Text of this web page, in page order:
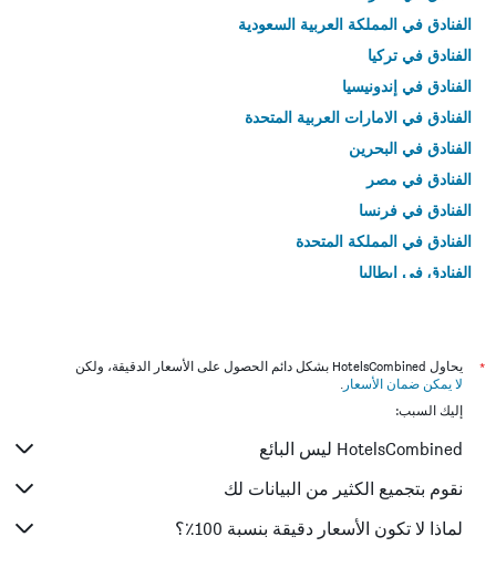
الفنادق في المملكة العربية السعودية
الفنادق في تركيا
الفنادق في إندونيسيا
الفنادق في الامارات العربية المتحدة
الفنادق في البحرين
الفنادق في مصر
الفنادق في فرنسا
الفنادق في المملكة المتحدة
الفنادق في إيطاليا
*
يحاول HotelsCombined بشكل دائم الحصول على الأسعار الدقيقة، ولكن
لا يمكن ضمان الأسعار .
إليك السبب:
HotelsCombined ليس البائع
نقوم بتجميع الكثير من البيانات لك
لماذا لا تكون الأسعار دقيقة بنسبة 100٪؟